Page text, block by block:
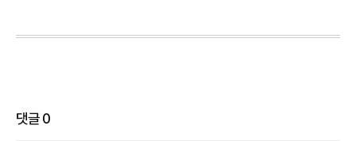
댓글0